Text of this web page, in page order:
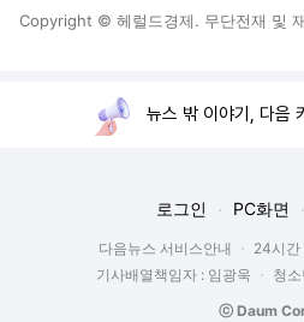
Copyright © 헤럴드경제. 무단전재 및
뉴스 밖 이야기, 다음
로그인 PC화면
다음뉴스 서비스안내 24시간
기사배열책임자 : 임광욱
청
ⓒ Daum